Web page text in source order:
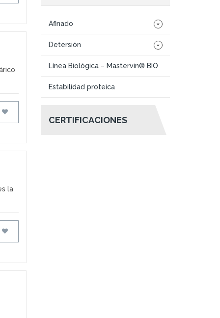
FAVORITOS
la
FAVORITOS
Afinado
Detersión
Línea Biológica – Mastervin® BIO
Estabilidad proteica
CERTIFICACIONES